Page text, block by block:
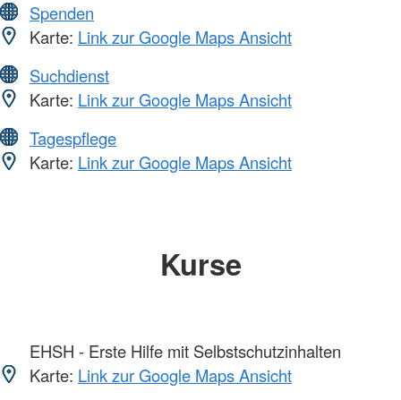
Spenden
Karte: Link zur Google Maps Ansicht
Suchdienst
Karte: Link zur Google Maps Ansicht
Tagespflege
Karte: Link zur Google Maps Ansicht
Kurse
EHSH - Erste Hilfe mit Selbstschutzinhalten
Karte: Link zur Google Maps Ansicht